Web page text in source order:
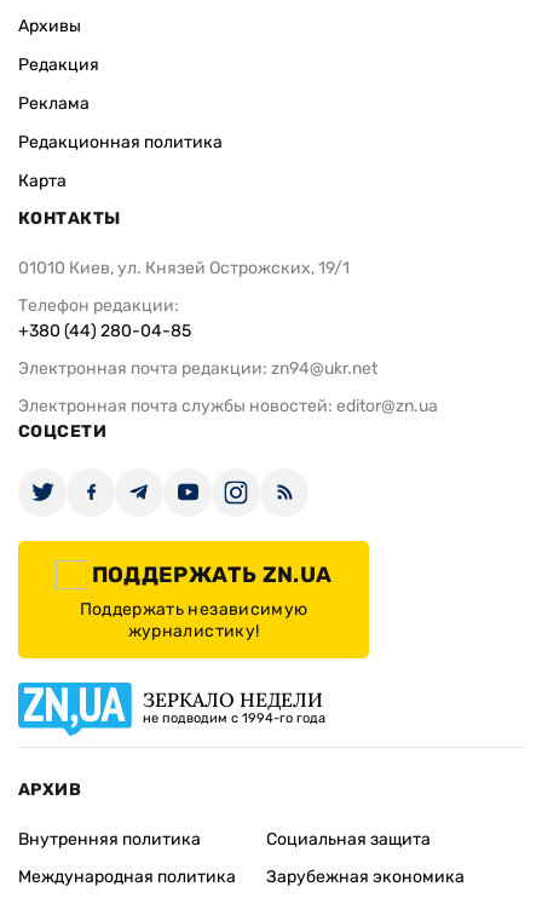
Архивы
Редакция
Реклама
Редакционная политика
Карта
КОНТАКТЫ
01010 Киев, ул. Князей Острожских, 19/1
Телефон редакции:
+380 (44) 280-04-85
Электронная почта редакции: zn94@ukr.net
Электронная почта службы новостей: editor@zn.ua
СОЦСЕТИ
ПОДДЕРЖАТЬ ZN.UA
Поддержать независимую
журналистику!
ЗЕРКАЛО НЕДЕЛИ
не подводим с 1994-го года
АРХИВ
Внутренняя политика
Международная политика
Социальная защита
Зарубежная экономика